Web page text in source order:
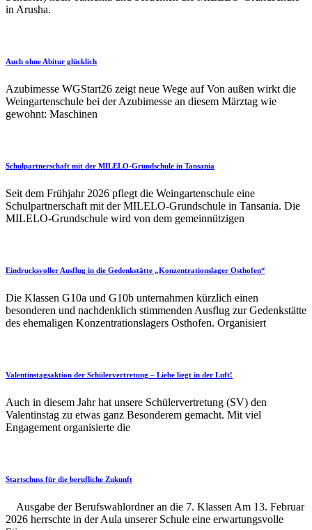
in Arusha.
Auch ohne Abitur glücklich
Azubimesse WGStart26 zeigt neue Wege auf Von außen wirkt die
Weingartenschule bei der Azubimesse an diesem Märztag wie
gewohnt: Maschinen
Schulpartnerschaft mit der MILELO-Grundschule in Tansania
Seit dem Frühjahr 2026 pflegt die Weingartenschule eine
Schulpartnerschaft mit der MILELO-Grundschule in Tansania. Die
MILELO-Grundschule wird von dem gemeinnützigen
Eindrucksvoller Ausflug in die Gedenkstätte „Konzentrationslager Osthofen“
Die Klassen G10a und G10b unternahmen kürzlich einen
besonderen und nachdenklich stimmenden Ausflug zur Gedenkstätte
des ehemaligen Konzentrationslagers Osthofen. Organisiert
Valentinstagsaktion der Schülervertretung – Liebe liegt in der Luft!
Auch in diesem Jahr hat unsere Schülervertretung (SV) den
Valentinstag zu etwas ganz Besonderem gemacht. Mit viel
Engagement organisierte die
Startschuss für die berufliche Zukunft
Ausgabe der Berufswahlordner an die 7. Klassen Am 13. Februar
2026 herrschte in der Aula unserer Schule eine erwartungsvolle